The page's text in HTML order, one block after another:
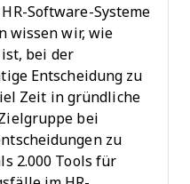
Software-Systeme
wissen wir, wie
bei der
Entscheidung zu
Zeit in gründliche
bei
zu
2.000 Tools für